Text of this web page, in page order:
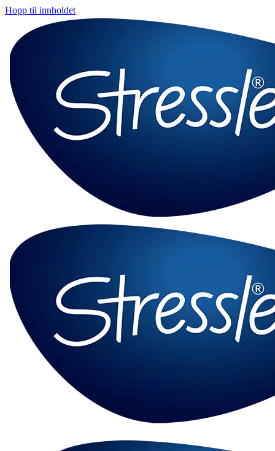
Hopp til innholdet